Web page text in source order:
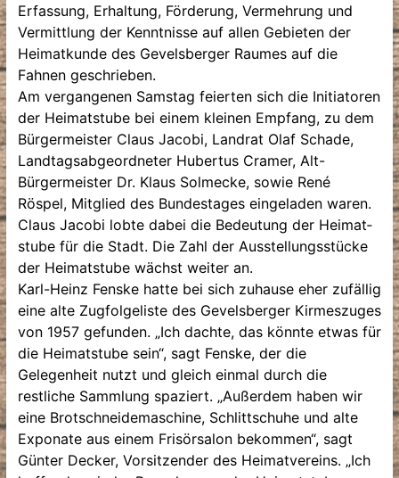
Erfassung, Erhaltung, Förderung, Vermehrung und
Vermittlung der Kenntnisse auf allen Gebieten der
Heimatkunde des Gevelsberger Raumes auf die
Fahnen geschrieben.
Am vergangenen Samstag feierten sich die Initiatoren
der Heimatstube bei einem kleinen Empfang, zu dem
Bürgermeister Claus Jacobi, Landrat Olaf Schade,
Landtagsabgeordneter Hubertus Cramer, Alt-
Bürgermeister Dr. Klaus Solmecke, sowie René
Röspel, Mitglied des Bundestages eingeladen waren.
Claus Jacobi lobte dabei die Bedeutung der Heimat­
stube für die Stadt. Die Zahl der Ausstellungsstücke
der Heimatstube wächst weiter an.
Karl-Heinz Fenske hatte bei sich zuhause eher zufällig
eine alte Zugfolgeliste des Gevelsberger Kirmeszuges
von 1957 gefunden. „Ich dachte, das könnte etwas für
die Heimat­stube sein“, sagt Fenske, der die
Gelegenheit nutzt und gleich einmal durch die
restliche Sammlung spaziert. „Außerdem haben wir
eine Brotschneidemaschine, Schlittschuhe und alte
Exponate aus einem Frisörsalon bekommen“, sagt
Günter Decker, Vorsitzender des Heimatvereins. „Ich